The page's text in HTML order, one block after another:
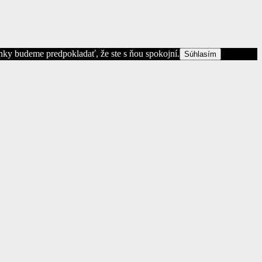
budeme predpokladať, že ste s ňou spokojní. Súhlasím